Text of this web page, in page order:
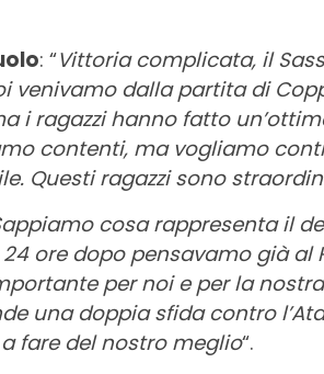
: “Vittoria complicata, il
venivamo dalla partita di
i ragazzi hanno fatto
contenti, ma vogliamo
Questi ragazzi sono
cosa rappresenta il
ore dopo pensavamo già al
per noi e per la
una doppia sfida contro
fare del nostro meglio“.